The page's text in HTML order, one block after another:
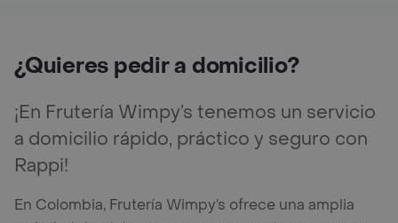
¿Quieres pedir a domicilio?
¡En Frutería Wimpy’s tenemos un servicio
a domicilio rápido, práctico y seguro con
Rappi!
En Colombia, Frutería Wimpy’s ofrece una amplia